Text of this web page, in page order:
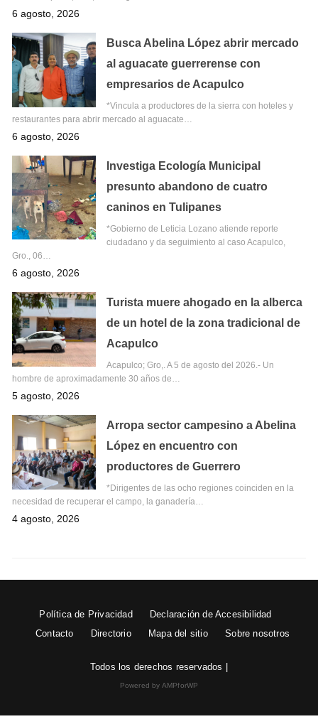
6 agosto, 2026
Busca Abelina López abrir mercado
al aguacate guerrerense con
empresarios de Acapulco
*Vincula a productores de la sierra con hoteles y
restaurantes para abrir mercado al aguacate…
6 agosto, 2026
Investiga Ecología Municipal
presunto abandono de cuatro
caninos en Tulipanes
*Gobierno de Leticia Lozano atiende reporte
ciudadano y da seguimiento al caso Acapulco,
Gro., 06…
6 agosto, 2026
Turista muere ahogado en la alberca
de un hotel de la zona tradicional de
Acapulco
Acapulco; Gro,. A 5 de agosto del 2026.- Un
hombre de aproximadamente 30 años de…
5 agosto, 2026
Arropa sector campesino a Abelina
López en encuentro con
productores de Guerrero
*Dirigentes de las ocho regiones coinciden en la
necesidad de recuperar el campo, la ganadería…
4 agosto, 2026
Política de Privacidad
Declaración de Accesibilidad
Contacto
Directorio Mapa del sitio Sobre nosotros
Todos los derechos reservados |
Powered by AMPforWP